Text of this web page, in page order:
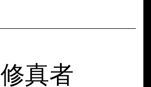
修真者